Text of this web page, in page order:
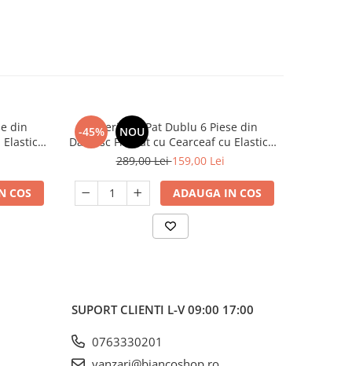
din
Elastic,
Roz
COS
-45% NOU
Lenjerie de Pat Dublu 6 Piese din
Damasc Finetat cu Cearceaf cu Elastic,
Set Premium Elegant Tip Hotel Verde
289,00 Lei159,00 Lei
ADAUGA IN COS
SUPORT CLIENTI L-V 09:00 17:00
0763330201